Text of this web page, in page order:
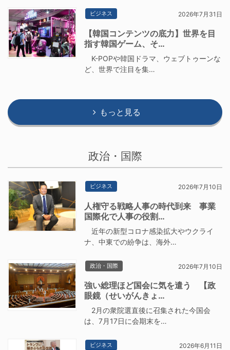
ビジネス 2026年7月31日
【韓国コンテンツの底力】世界を目
指す韓国ゲーム、そ…
K-POPや韓国ドラマ、ウェブトゥーンな
ど、世界で注目を集…
もっと見る
政治・国際
ビジネス 2026年7月10日
人権守る戦略人事の時代到来 事業
国際化で人事の役割…
近年の新型コロナ感染拡大やウクライ
ナ、中東での紛争は、海外…
政治・国際 2026年7月10日
強い総理ほど国会に気を遣う 【政
眼鏡（せいがんきょ…
2月の衆院選直後に召集された今国会
は、7月17日に会期末を…
ビジネス 2026年6月11日